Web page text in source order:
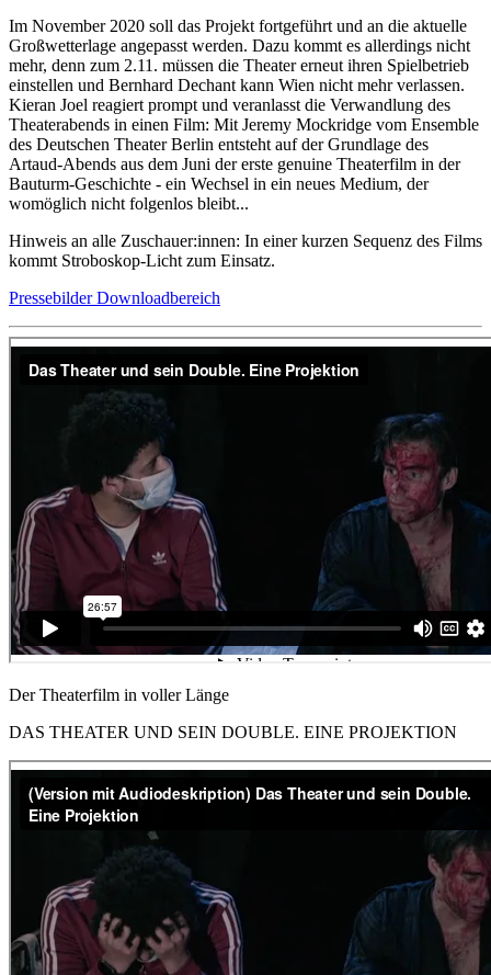
Im November 2020 soll das Projekt fortgeführt und an die aktuelle
Großwetterlage angepasst werden. Dazu kommt es allerdings nicht
mehr, denn zum 2.11. müssen die Theater erneut ihren Spielbetrieb
einstellen und Bernhard Dechant kann Wien nicht mehr verlassen.
Kieran Joel reagiert prompt und veranlasst die Verwandlung des
Theaterabends in einen Film: Mit Jeremy Mockridge vom Ensemble
des Deutschen Theater Berlin entsteht auf der Grundlage des
Artaud-Abends aus dem Juni der erste genuine Theaterfilm in der
Bauturm-Geschichte - ein Wechsel in ein neues Medium, der
womöglich nicht folgenlos bleibt...
Hinweis an alle Zuschauer:innen: In einer kurzen Sequenz des Films
kommt Stroboskop-Licht zum Einsatz.
Pressebilder Downloadbereich
Der Theaterfilm in voller Länge
DAS THEATER UND SEIN DOUBLE. EINE PROJEKTION